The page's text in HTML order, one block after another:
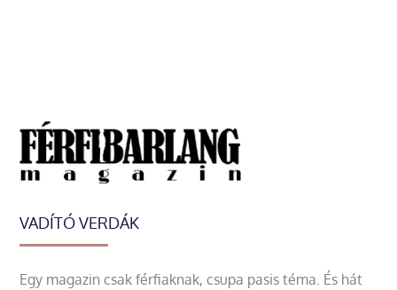
VADÍTÓ VERDÁK
Egy magazin csak férfiaknak, csupa pasis téma. És hát